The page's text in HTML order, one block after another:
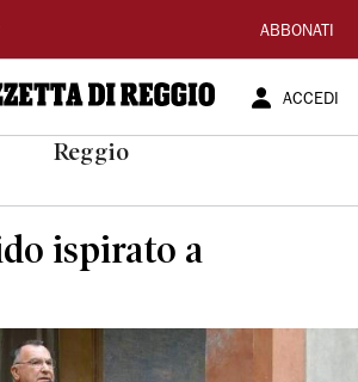
ABBONATI
ACCEDI
Reggio
ispirato a